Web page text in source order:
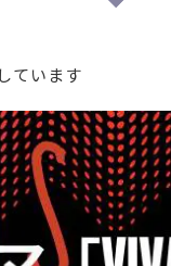
ています